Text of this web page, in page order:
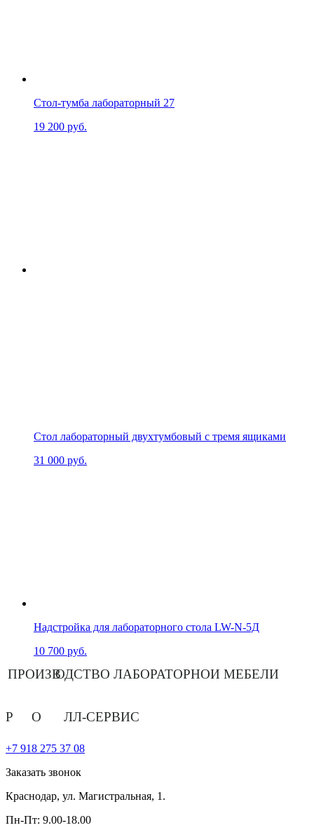
Стол-тумба лабораторный 27
19 200 руб.
Стол лабораторный двухтумбовый с тремя ящиками
31 000 руб.
Надстройка для лабораторного стола LW-N-5Д
10 700 руб.
Р О ЛЛ-СЕРВИС
ПРОИЗВОДСТВО ЛАБОРАТОРНОЙ МЕБЕЛИ
+7 918 275 37 08
Заказать звонок
Краснодар, ул. Магистральная, 1.
Пн-Пт: 9.00-18.00